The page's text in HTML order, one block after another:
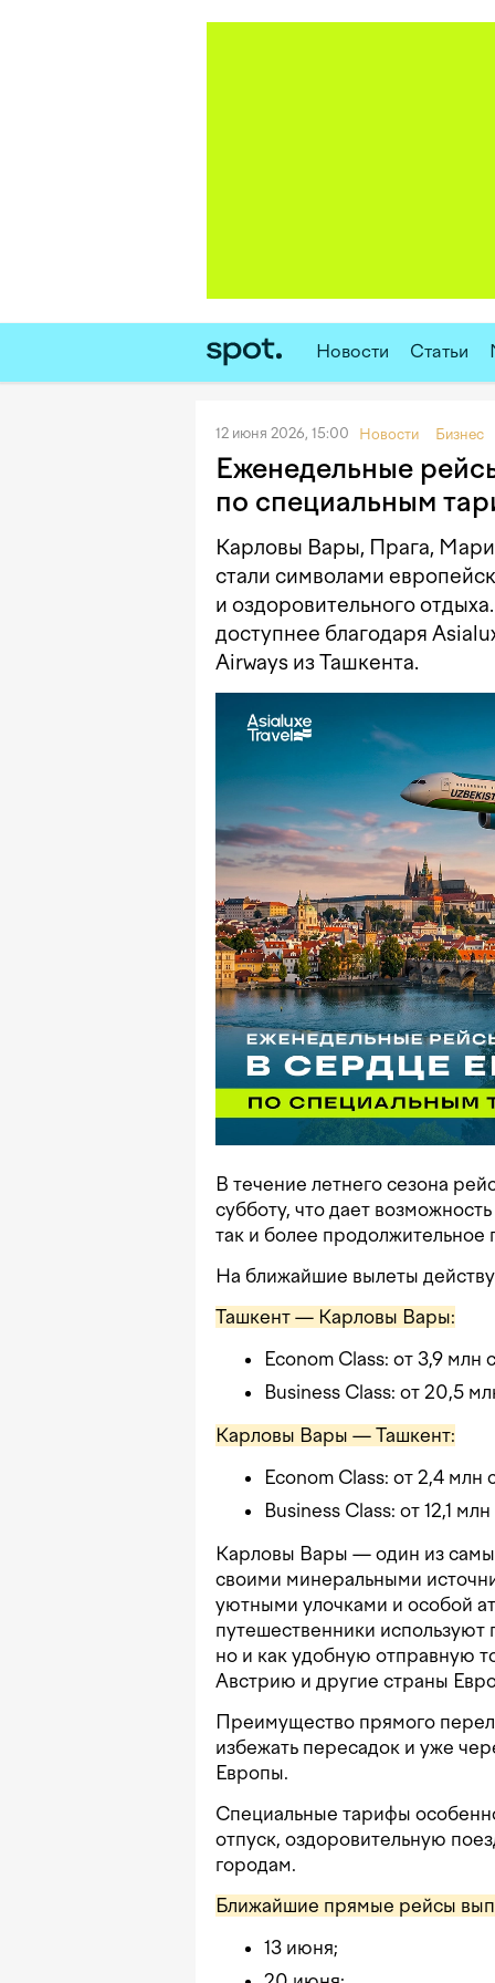
Новости Статьи
12 июня 2026, 15:00 Новости Бизнес
Еженедельные
по специальным
Карловы Вары, Прага,
стали символами
и оздоровительного
доступнее благодаря
Airways из Ташкента.
В течение летнего сезона
субботу, что дает
так и более
На ближайшие вылеты
Ташкент — Карловы Вары:
Econom Class: от 3,9
Business Class: от 20,5
Карловы Вары — Ташкент:
Econom Class: от 2,4
Business Class: от 12,1
Карловы Вары — один из
своими минеральными
уютными улочками и особой
путешественники используют
но и как удобную отправную
Австрию и другие страны
Преимущество прямого
избежать пересадок и уже
Европы.
Специальные тарифы
отпуск, оздоровительную
городам.
Ближайшие прямые рейсы
13 июня;